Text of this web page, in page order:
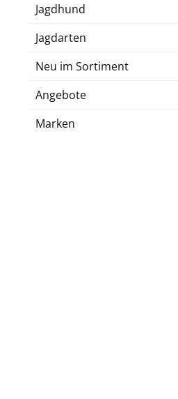
Jagdhund
Jagdarten
Neu im Sortiment
Angebote
Marken